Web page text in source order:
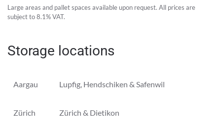
Large areas and pallet spaces available upon request. All prices are
subject to 8.1% VAT.
Storage locations
Aargau Lupfig, Hendschiken & Safenwil
Zürich Zürich & Dietikon